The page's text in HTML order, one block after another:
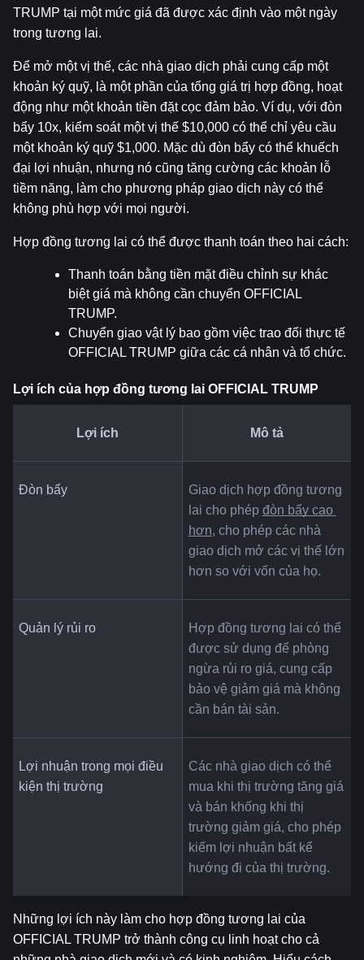
TRUMP tại một mức giá đã được xác định vào một ngày
trong tương lai.
Để mở một vị thế, các nhà giao dịch phải cung cấp một
khoản ký quỹ, là một phần của tổng giá trị hợp đồng, hoạt
động như một khoản tiền đặt cọc đảm bảo. Ví dụ, với đòn
bẩy 10x, kiểm soát một vị thế $10,000 có thể chỉ yêu cầu
một khoản ký quỹ $1,000. Mặc dù đòn bẩy có thể khuếch
đại lợi nhuận, nhưng nó cũng tăng cường các khoản lỗ
tiềm năng, làm cho phương pháp giao dịch này có thể
không phù hợp với mọi người.
Hợp đồng tương lai có thể được thanh toán theo hai cách:
Thanh toán bằng tiền mặt điều chỉnh sự khác
biệt giá mà không cần chuyển OFFICIAL
TRUMP.
Chuyển giao vật lý bao gồm việc trao đổi thực tế
OFFICIAL TRUMP giữa các cá nhân và tổ chức.
Lợi ích của hợp đồng tương lai OFFICIAL TRUMP
Lợi ích Mô tả
Đòn bẩy
Giao dịch hợp đồng tương
lai cho phép đòn bẩy cao
hơn, cho phép các nhà
giao dịch mở các vị thế lớn
hơn so với vốn của họ.
Quản lý rủi ro
Hợp đồng tương lai có thể
được sử dụng để phòng
ngừa rủi ro giá, cung cấp
bảo vệ giảm giá mà không
cần bán tài sản.
Lợi nhuận trong mọi điều
kiện thị trường
Các nhà giao dịch có thể
mua khi thị trường tăng giá
và bán khống khi thị
trường giảm giá, cho phép
kiếm lợi nhuận bất kể
hướng đi của thị trường.
Những lợi ích này làm cho hợp đồng tương lai của
OFFICIAL TRUMP trở thành công cụ linh hoạt cho cả